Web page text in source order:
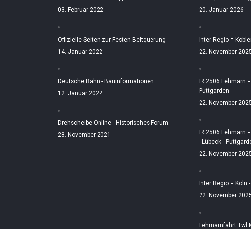
03. Februar 2022
Offizielle Seiten zur Festen Beltquerung
14. Januar 2022
Deutsche Bahn - Bauinformationen
12. Januar 2022
Drehscheibe Online - Historisches Forum
28. November 2021
20. Januar 2026
Inter Regio =
22. November 2025
IR 2506 Fehmarn
Puttgarden
22. November 2025
IR 2506 Fehmarn
- Lübeck -
22. November 2025
Inter Regio = Köln
22. November 2025
Fehmarnfahrt Twl